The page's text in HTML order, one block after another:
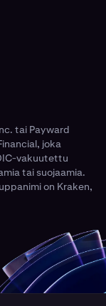
tai Payward
joka
vakuutettu
tai suojaamia.
on Kraken,